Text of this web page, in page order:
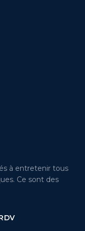
à entretenir tous
Ce sont des